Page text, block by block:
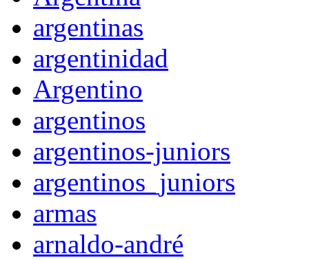
argentinas
argentinidad
Argentino
argentinos
argentinos-juniors
argentinos_juniors
armas
arnaldo-andré